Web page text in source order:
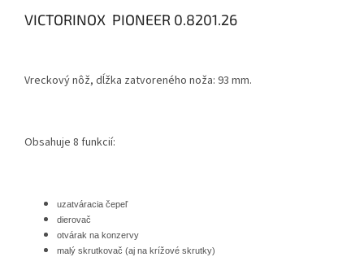
VICTORINOX PIONEER 0.8201.26
Vreckový nôž, dĺžka zatvoreného noža: 93 mm.
Obsahuje 8 funkcií:
uzatváracia čepeľ
dierovač
otvárak na konzervy
malý skrutkovač (aj na krížové skrutky)